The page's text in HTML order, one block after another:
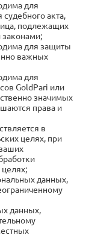
для
акта,
подлежащих
законами;
для защиты
важных
для
GoldPari или
значимых
права и
в
целях, при
данных,
данных,